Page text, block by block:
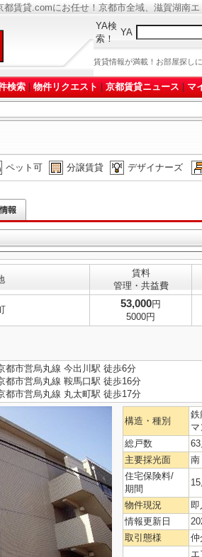
都賃貸.comにお任せ！京都市全域、滋賀湖南
YA検
索！
YA
賃貸情報が満載！お部屋探し
検索 物件リクエスト 京都賃貸ニュース マ
ペット可 分譲賃貸 デザイナーズ
賃料
管理・共益費
53,000円
5000円
都市営烏丸線 今出川駅 徒歩6分
都市営烏丸線 鞍馬口駅 徒歩16分
都市営烏丸線 丸太町駅 徒歩17分
構造・種別
鉄
総戸数
主要採光面
南
住宅保険料/
期間
物件現況
情報更新日
取引態様
仲